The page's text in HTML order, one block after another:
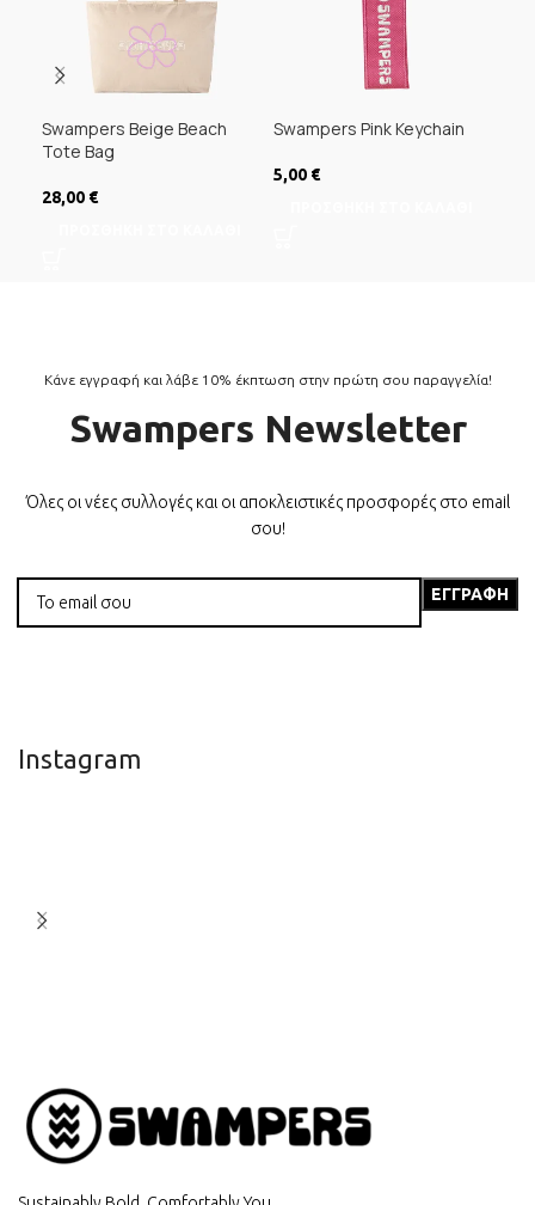
Swampers Beige Beach
Tote Bag
28,00 €
Swampers Pink Keychain
5,00 €
Κάνε εγγραφή και λάβε 10% έκπτωση στην πρώτη σου παραγγελία!
Swampers Newsletter
Όλες οι νέες συλλογές και οι αποκλειστικές προσφορές στο email
σου!
Instagram